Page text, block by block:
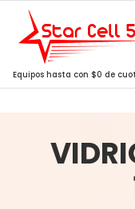
Saltar
contenido
Equipos hasta con $0 de